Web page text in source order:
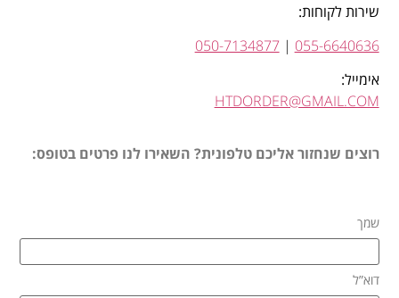
שירות לקוחות:
055-6640636
|
050-7134877
אימייל:
HTDORDER@GMAIL.COM
רוצים שנחזור אליכם טלפונית? השאירו לנו פרטים בטופס:
שמך
דוא”ל